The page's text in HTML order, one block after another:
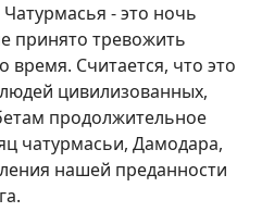
- это ночь
принято тревожить
Считается, что это
цивилизованных,
продолжительное
чатурмасьи, Дамодара,
нашей преданности